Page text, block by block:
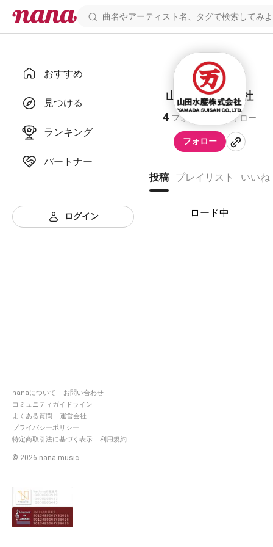
おすすめ
見つける
ランキング
パートナー
ログイン
nanaについて
お問い合わせ
コミュニティガイドライン
よくある質問
運営会社
プライバシーポリシー
特定商取引法に基づく表示
利用規約
© 2026 nana music
山田水産株式会社
4 フォロワー フォロー
フォロー
投稿 プレイリスト いいね
ロード中